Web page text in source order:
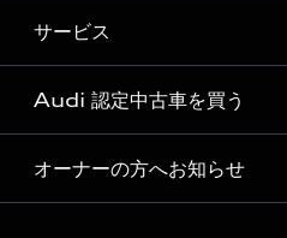
デジタルサービス
見積り依頼
試乗予約
特別仕様モデル / 限定モデル
e-tronラインアップ
価格シミュレーション
車両比較
純正アクセサリー
オンラインショップ
Audi collection
アウディナビアプリ
サービス
サービス入庫予約
サービスプログラム
メンテナンス
Audi 認定中古車を買う
Audi認定中古車
オーナーの方へお知らせ